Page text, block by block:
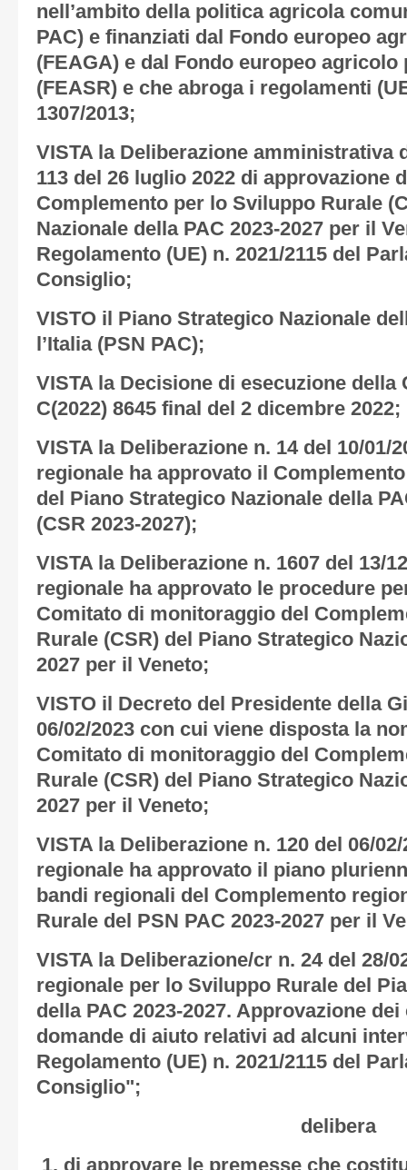
nell’ambito della politica agricola
PAC) e finanziati dal Fondo europeo
(FEAGA) e dal Fondo europeo
(FEASR) e che abroga i regolamenti
1307/2013;
VISTA la Deliberazione amministrativa
113 del 26 luglio 2022 di approvazione
Complemento per lo Sviluppo Rurale
Nazionale della PAC 2023-2027 per il
Regolamento (UE) n. 2021/2115 del
Consiglio;
VISTO il Piano Strategico Nazionale
l’Italia (PSN PAC);
VISTA la Decisione di esecuzione
C(2022) 8645 final del 2 dicembre 2022;
VISTA la Deliberazione n. 14 del 10/01/
regionale ha approvato il
del Piano Strategico Nazionale della
(CSR 2023-2027);
VISTA la Deliberazione n. 1607 del 13/
regionale ha approvato le procedure
Comitato di monitoraggio del
Rurale (CSR) del Piano Strategico
2027 per il Veneto;
VISTO il Decreto del Presidente della
06/02/2023 con cui viene disposta la
Comitato di monitoraggio del
Rurale (CSR) del Piano Strategico
2027 per il Veneto;
VISTA la Deliberazione n. 120 del 06/
regionale ha approvato il piano
bandi regionali del Complemento
Rurale del PSN PAC 2023-2027 per il
VISTA la Deliberazione/cr n. 24 del 28/
regionale per lo Sviluppo Rurale del
della PAC 2023-2027. Approvazione
domande di aiuto relativi ad alcuni
Regolamento (UE) n. 2021/2115 del
Consiglio";
delibera
di approvare le premesse che